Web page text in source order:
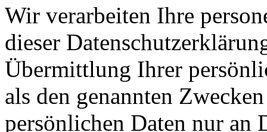
Wir verarbeiten Ihre
dieser
Übermittlung Ihrer
als den genannten
persönlichen Daten nur an